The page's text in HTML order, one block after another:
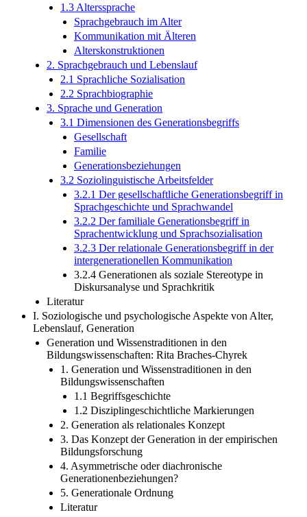
1.3 Alterssprache
Sprachgebrauch im Alter
Kommunikation mit Älteren
Alterskonstruktionen
2. Sprachgebrauch und Lebenslauf
2.1 Sprachliche Sozialisation
2.2 Sprachbiographie
3. Sprache und Generation
3.1 Dimensionen des Generationsbegriffs
Gesellschaft
Familie
Generationsbeziehungen
3.2 Soziolinguistische Arbeitsfelder
3.2.1 Der gesellschaftliche Generationsbegriff in
Sprachgeschichte und Sprachwandel
3.2.2 Der familiale Generationsbegriff in
Sprachentwicklung und Sprachsozialisation
3.2.3 Der relationale Generationsbegriff in der
intergenerationellen Kommunikation
3.2.4 Generationen als soziale Stereotype in
Diskursanalyse und Sprachkritik
Literatur
I. Soziologische und psychologische Aspekte von Alter,
Lebenslauf, Generation
Generation und Wissenstraditionen in den
Bildungswissenschaften: Rita Braches-Chyrek
1. Generation und Wissenstraditionen in den
Bildungswissenschaften
1.1 Begriffsgeschichte
1.2 Disziplingeschichtliche Markierungen
2. Generation als relationales Konzept
3. Das Konzept der Generation in der empirischen
Bildungsforschung
4. Asymmetrische oder diachronische
Generationenbeziehungen?
5. Generationale Ordnung
Literatur